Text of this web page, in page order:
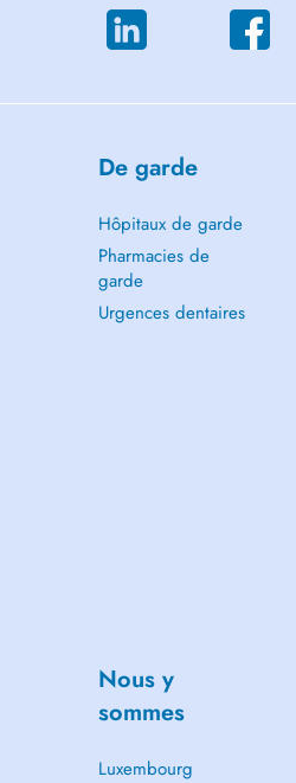
De garde
Hôpitaux de garde
Pharmacies de
garde
Urgences dentaires
Nous y
sommes
Luxembourg